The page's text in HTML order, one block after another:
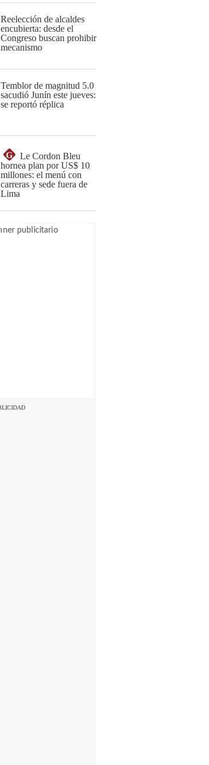
Reelección de alcaldes
encubierta: desde el
Congreso buscan prohibir
mecanismo
Temblor de magnitud 5.0
sacudió Junín este jueves:
se reportó réplica
G
Le Cordon Bleu
hornea plan por US$ 10
millones: el menú con
carreras y sede fuera de
Lima